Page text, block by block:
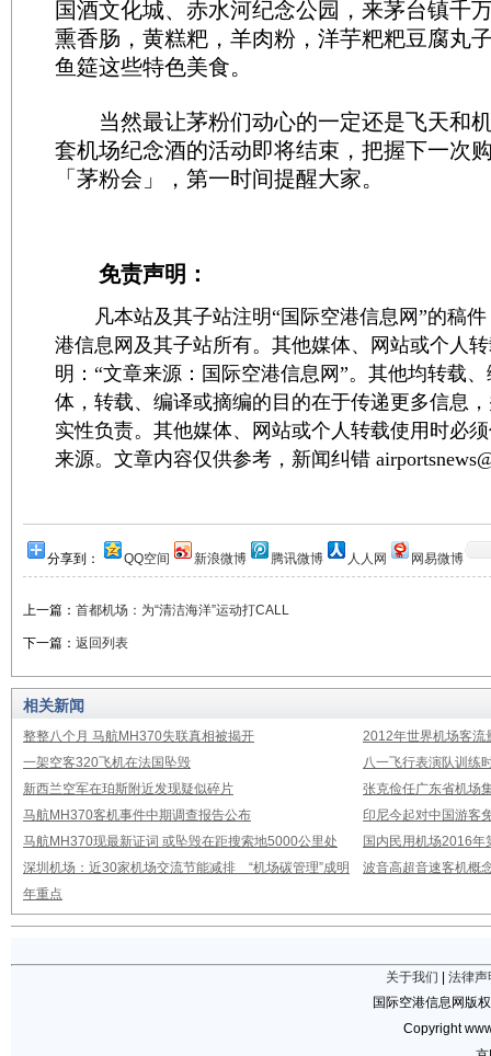
国酒文化城、赤水河纪念公园，来茅台镇千
熏香肠，黄糕粑，羊肉粉，洋芋粑粑豆腐丸
鱼筵这些特色美食。
当然最让茅粉们动心的一定还是飞天和
套机场纪念酒的活动即将结束，把握下一次
「茅粉会」，第一时间提醒大家。
免责声明：
凡本站及其子站注明“国际空港信息网”的稿件
港信息网及其子站所有。其他媒体、网站或个人
明：“文章来源：国际空港信息网”。其他均转载
体，转载、编译或摘编的目的在于传递更多信息
实性负责。其他媒体、网站或个人转载使用时必
来源。文章内容仅供参考，新闻纠错
分享到： QQ空间 新浪微博 腾讯微博 人人网 网易微博
上一篇： 首都机场：为“清洁海洋”运动打CALL
下一篇： 返回列表
相关新闻
整整八个月 马航MH370失联真相被揭开
2012年世界机场客流
一架空客320飞机在法国坠毁
八一飞行表演队训练
新西兰空军在珀斯附近发现疑似碎片
张克俭任广东省机场
马航MH370客机事件中期调查报告公布
印尼今起对中国游客
马航MH370现最新证词 或坠毁在距搜索地5000公里处
国内民用机场2016年
深圳机场：近30家机场交流节能减排 “机场碳管理”成明
年重点
波音高超音速客机概
关于我们
法律声
国际空港信息网版
Copyright